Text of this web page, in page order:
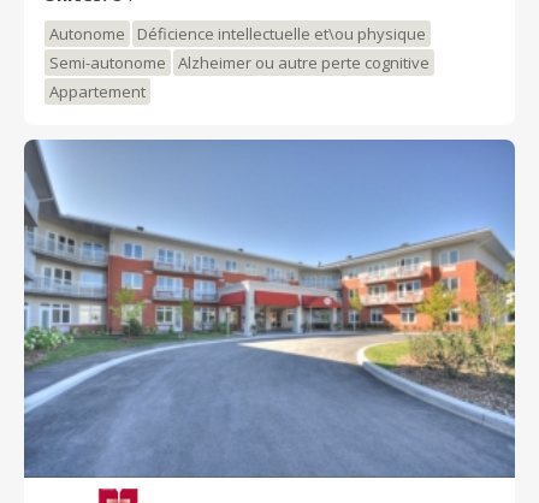
repas à la carte.
Autonome
Déficience intellectuelle et\ou physique
Semi-autonome
Alzheimer ou autre perte cognitive
Appartement